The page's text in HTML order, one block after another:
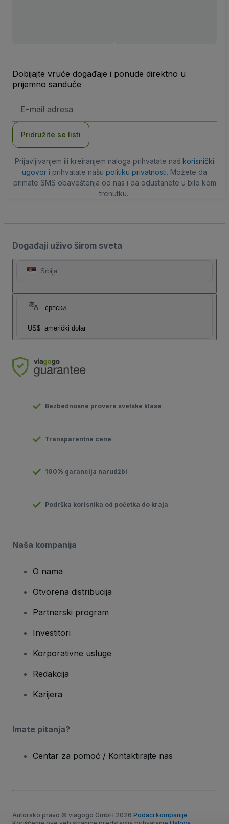
Dobijajte vruće događaje i ponude direktno u
prijemno sanduče
mail
Pridružite se listi
Prijavljivanjem ili kreiranjem naloga prihvatate naš korisnički
ugovor i prihvatate našu politiku privatnosti. Možete da
primate SMS obaveštenja od nas i da odustanete u bilo kom
trenutku.
Događaji uživo širom sveta
Srbija
српски
US$ američki dolar
Bezbednosne provere svetske klase
Transparentne cene
100% garancija narudžbi
Podrška korisnika od početka do kraja
Naša kompanija
O nama
Otvorena distribucija
Partnerski program
Investitori
Korporativne usluge
Redakcija
Karijera
Imate pitanja?
Centar za pomoć / Kontaktirajte nas
Autorsko pravo © viagogo GmbH 2026 Podaci kompanije